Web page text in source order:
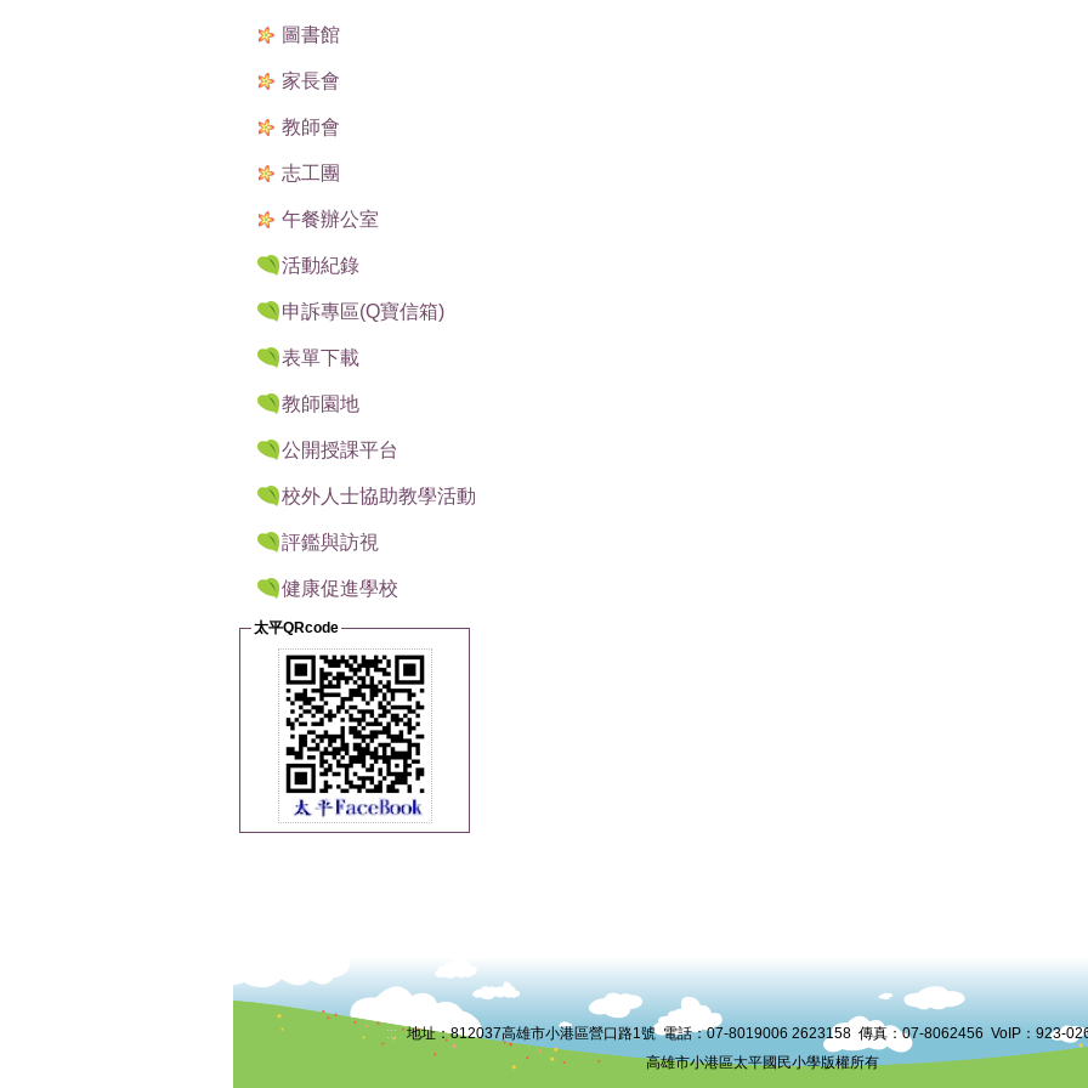
圖書館
家長會
教師會
志工團
午餐辦公室
活動紀錄
申訴專區(Q寶信箱)
表單下載
教師園地
公開授課平台
校外人士協助教學活動
評鑑與訪視
健康促進學校
太平QRcode
::: 地址：812037高雄市小港區營口路1號 電話：07-8019006 2623158 傳真：07-8062456 VoIP： 923-
高雄市小港區太平國民小學版權所有